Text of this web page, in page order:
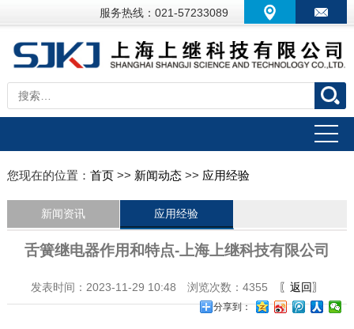
服务热线：021-57233089
您现在的位置： 首页>> 新闻动态>> 应用经验
新闻资讯 应用经验
舌簧继电器作用和特点-上海上继科技有限公司
发表时间：2023-11-29 10:48 浏览次数：4355 〖返回〗
分享到：